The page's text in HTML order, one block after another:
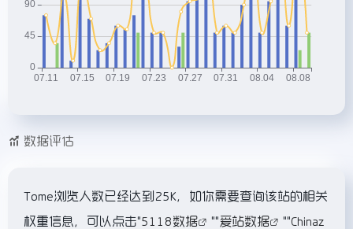
数据评估
Tome浏览人数已经达到25K，如你需要查询该站的相关
权重信息，可以点击"5118数据 ""爱站数据 ""Chinaz